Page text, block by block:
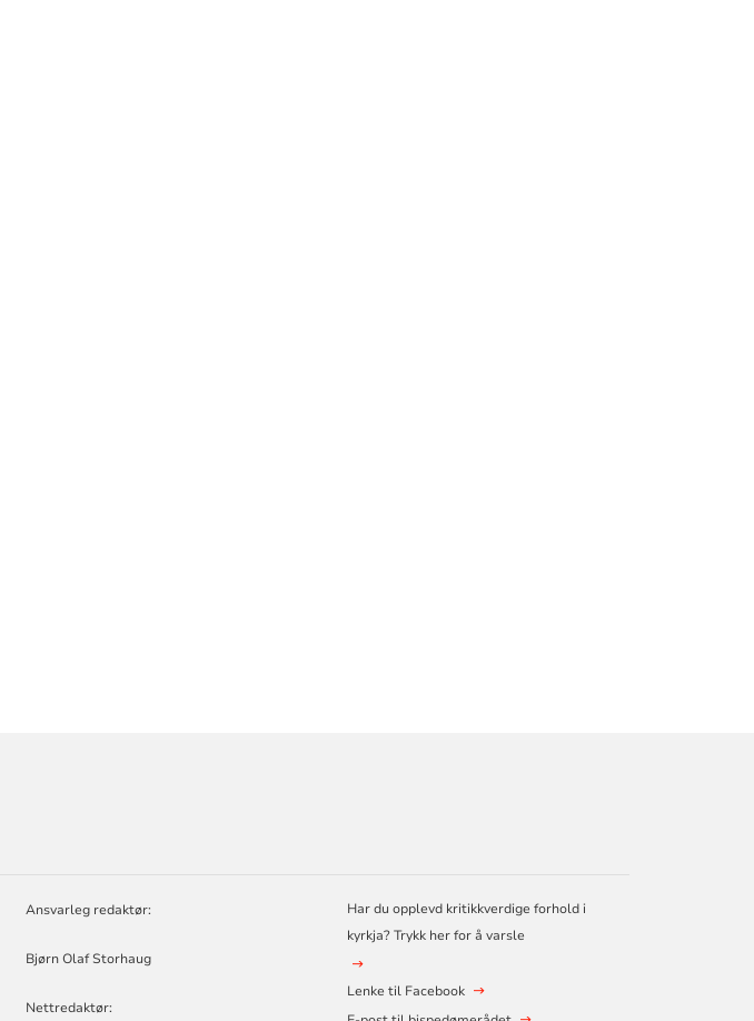
Ansvarleg redaktør:
Bjørn Olaf Storhaug
Nettredaktør:
Har du opplevd kritikkverdige forhold i
kyrkja? Trykk her for å varsle
Lenke til Facebook